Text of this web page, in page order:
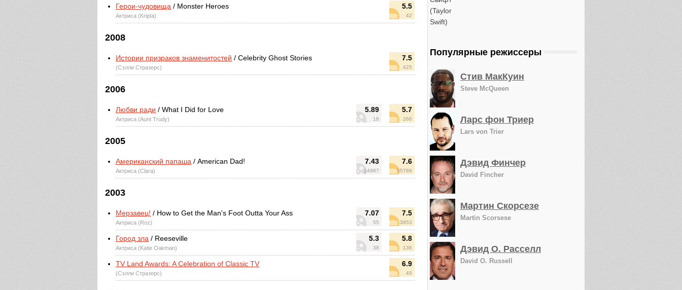
5.5
42
Герои-чудовища / Monster Heroes
Актриса (Kripta)
2008
7.5
425
Истории призраков знаменитостей / Celebrity Ghost Stories
(Сэлли Стразерс)
2006
5.89
18
5.7
266
Любви ради / What I Did for Love
Актриса (Aunt Trudy)
2005
7.43
14987
7.6
55789
Американский папаша / American Dad!
Актриса (Clara)
2003
7.07
55
7.5
3953
Мерзавец! / How to Get the Man's Foot Outta Your Ass
Актриса (Roz)
5.3
38
5.8
136
Город зла / Reeseville
Актриса (Katie Oakman)
6.9
49
TV Land Awards: A Celebration of Classic TV
(Сэлли Стразерс)
Популярные режиссеры
Стив МакКуин
Steve McQueen
Ларс фон Триер
Lars von Trier
Дэвид Финчер
David Fincher
Мартин Скорсезе
Martin Scorsese
Дэвид О. Расселл
David O. Russell